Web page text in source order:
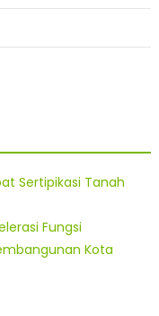
Sertipikasi Tanah
Fungsi
Kota